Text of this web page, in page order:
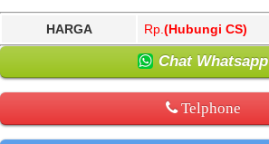
HARGA Rp. (Hubungi CS)
Chat Whatsapp
Telphone